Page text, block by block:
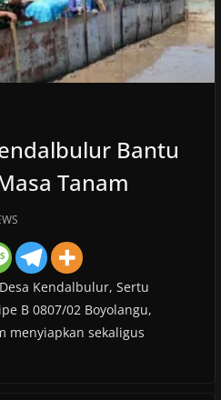
Bantu
Tanam
Kendalbulur, Sertu
B 0807/02 Boyolangu,
menyiapkan sekaligus